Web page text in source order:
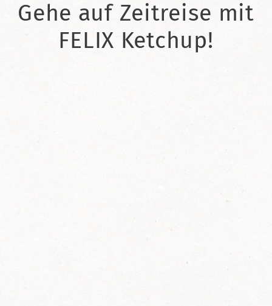
Gehe auf Zeitreise mit
FELIX Ketchup!